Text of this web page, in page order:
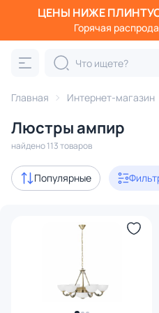
ЦЕНЫ НИЖЕ
Горячая
Главная Интернет-магазин
Люстры ампир
найдено 113 товаров
Популярные
Категория:
подвесные потолочные
Акции 13
Дизайнерский свет 1
94